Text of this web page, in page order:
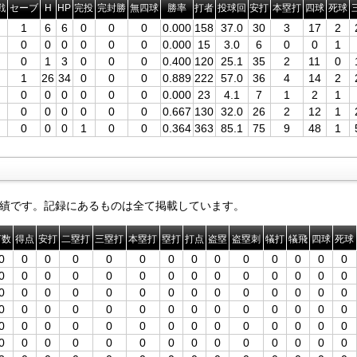
セーブ H HP 完投 完封勝 無四球 勝率 打者 投球回 安打 本塁打 四球 死球
1 6 6 0 0 0 0.000 158 37.0 30 3 17 2
0
0 0 0 0 0 0.000 15 3.0 6 0 0
1
0
1 3 0 0 0 0.400 120 25.1 35 2 11 0
1
26 34 0 0 0 0.889 222 57.0 36 4 14 2
0
0 0 0 0 0 0.000 23 4.1 7 1 2
1
0
0 0 0 0 0 0.667 130 32.0 26 2 12 1
0
0 0 1 0 0 0.364 363 85.1 75 9 48 1
です。記録にあるものは全て掲載しています。
得点 安打 二塁打 三塁打 本塁打 塁打 打点 盗塁 盗塁刺 犠打 犠飛 四球 死球
0 0 0 0 0 0 0 0 0 0 0 0
0
0 0 0 0 0 0 0 0 0 0 0 0
0
0 0 0 0 0 0 0 0 0 0 0 0
0
0 0 0 0 0 0 0 0 0 0 0 0
0
0 0 0 0 0 0 0 0 0 0 0 0
0
0 0 0 0 0 0 0 0 0 0 0 0
0